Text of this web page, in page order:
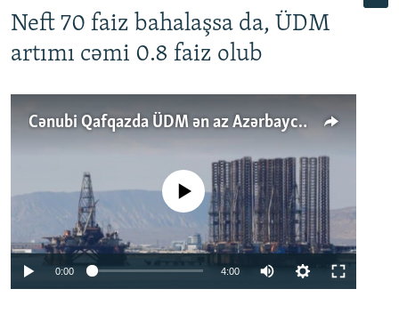
Neft 70 faiz bahalaşsa da, ÜDM
artımı cəmi 0.8 faiz olub
Cənubi Qafqazda ÜDM ən az Azərbaycanda artır: Qonşuları niyə Bakını qabaqlaya bilir?
No media source currently available
0:00 4:00